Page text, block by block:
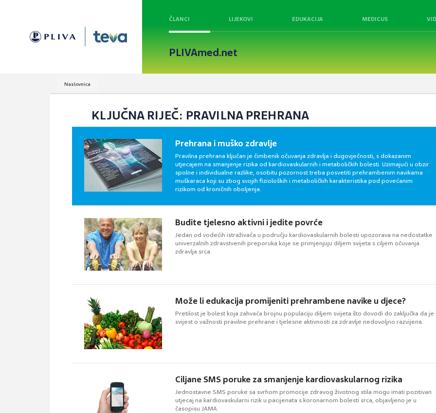
ČLANCI LIJEKOVI EDUKACIJA MEDICUS
PLIVAmed.net
Naslovnica
KLJUČNA RIJEČ: PRAVILNA PREHRANA
Prehrana i muško zdravlje
Pravilna prehrana ključan je čimbenik očuvanja zdravlja i dugovječnosti, s dokazanim
utjecajem na smanjenje rizika od kardiovaskularnih i metaboličkih bolesti. Uzimajući u obzir
spolne i individualne razlike, osobitu pozornost treba posvetiti prehrambenim navikama
muškaraca koji su zbog svojih fizioloških i metaboličkih karakteristika pod povećanim
rizikom od kroničnih oboljenja.
Budite tjelesno aktivni i jedite povrće
Jedan od vodećih istraživača u području kardiovaskularnih bolesti upozorava na nedostatke
univerzalnih zdravstvenih preporuka koje se primjenjuju diljem svijeta s ciljem očuvanja
zdravlja srca.
Može li edukacija promijeniti prehrambene navike u djece?
Pretilost je bolest koja zahvaća brojnu populaciju diljem svijeta što dovodi do zaključka da je
svijest o važnosti pravilne prehrane i tjelesne aktivnosti za zdravlje nedovoljno razvijena.
Ciljane SMS poruke za smanjenje kardiovaskularnog rizika
Jednostavne SMS poruke sa svrhom promocije zdravog životnog stila mogu imati pozitivan
utjecaj na kardiovaskularni rizik u pacijenata s koronarnom bolesti srca, objavljeno je u
časopisu JAMA.